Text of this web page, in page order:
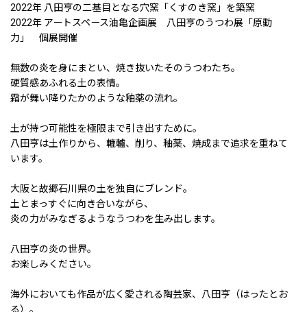
2022年 八田亨の二基目となる穴窯「くすのき窯」を築窯
2022年 アートスペース油亀企画展 八田亨のうつわ展「原動
力」 個展開催
無数の炎を身にまとい、焼き抜いたそのうつわたち。
硬質感あふれる土の表情。
霜が舞い降りたかのような釉薬の流れ。
土が持つ可能性を極限まで引き出すために。
八田亨は土作りから、轆轤、削り、釉薬、焼成まで追求を重ねて
います。
大阪と故郷石川県の土を独自にブレンド。
土とまっすぐに向き合いながら、
炎の力がみなぎるようなうつわを生み出します。
八田亨の炎の世界。
お楽しみください。
海外においても作品が広く愛される陶芸家、八田亨（はったとお
る）。